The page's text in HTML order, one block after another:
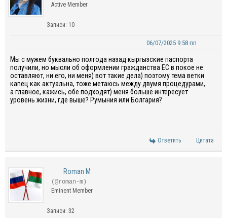
Active Member
Записи: 10
06/07/2025 9:58 пп
Мы с мужем буквально полгода назад кыргызские паспорта
получили, но мысли об оформлении гражданства ЕС в покое не
оставляют, ни его, ни меня) вот такие дела) поэтому тема ветки
капец как актуальна, тоже метаюсь между двумя процедурами,
а главное, кажись, обе подходят) меня больше интересует
уровень жизни, где выше? Румыния или Болгария?
Ответить Цитата
Roman M
(@roman-m)
Eminent Member
Записи: 32